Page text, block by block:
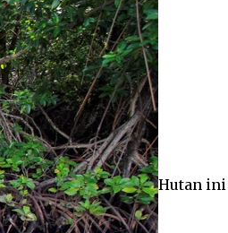
Hutan ini